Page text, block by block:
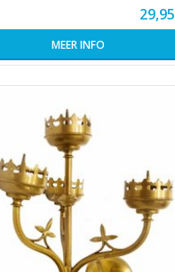
29,95
MEER INFO